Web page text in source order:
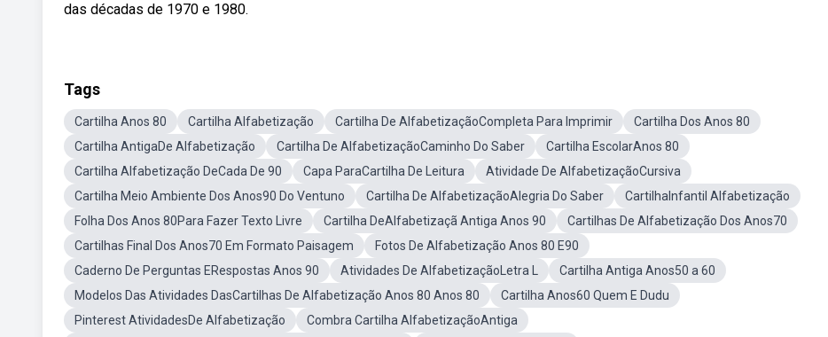
das décadas de 1970 e 1980.
Tags
Cartilha Anos 80 Cartilha Alfabetização Cartilha De AlfabetizaçãoCompleta Para Imprimir
Cartilha Dos Anos 80
Cartilha AntigaDe Alfabetização
Cartilha De AlfabetizaçãoCaminho Do Saber
Cartilha EscolarAnos 80
Cartilha Alfabetização DeCada De 90
Capa ParaCartilha De Leitura
Atividade De AlfabetizaçãoCursiva
Cartilha Meio Ambiente Dos Anos90 Do Ventuno
Cartilha De AlfabetizaçãoAlegria Do Saber
CartilhaInfantil Alfabetização
Folha Dos Anos 80Para Fazer Texto Livre
Cartilha DeAlfabetizaçã Antiga Anos 90
Cartilhas De Alfabetização Dos Anos70
Cartilhas Final Dos Anos70 Em Formato Paisagem
Fotos De Alfabetização Anos 80 E90
Caderno De Perguntas ERespostas Anos 90
Atividades De AlfabetizaçãoLetra L
Cartilha Antiga Anos50 a 60
Modelos Das Atividades DasCartilhas De Alfabetização Anos 80 Anos 80
Cartilha Anos60 Quem E Dudu
Pinterest AtividadesDe Alfabetização
Combra Cartilha AlfabetizaçãoAntiga